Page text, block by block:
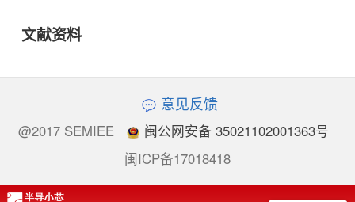
文献资料
意见反馈
@2017 SEMIEE
闽公网安备 35021102001363号
闽ICP备17018418